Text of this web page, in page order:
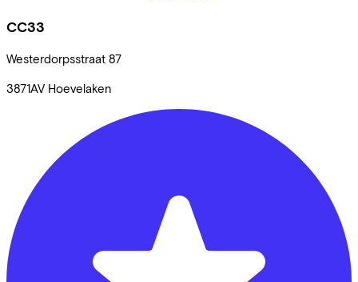
CC33
Westerdorpsstraat 87
3871AV Hoevelaken